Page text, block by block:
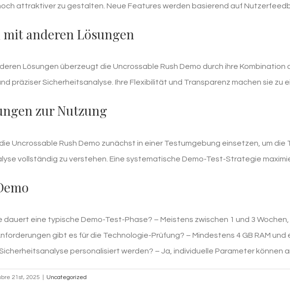
attraktiver zu gestalten. Neue Features werden basierend auf
anderen Lösungen
Lösungen überzeugt die Uncrossable Rush Demo durch ihre
präziser Sicherheitsanalyse. Ihre Flexibilität und Transparenz machen sie zu
zur Nutzung
Uncrossable Rush Demo zunächst in einer Testumgebung einsetzen, um die
vollständig zu verstehen. Eine systematische Demo-Test-Strategie
dauert eine typische Demo-Test-Phase? – Meistens zwischen 1 und 3
gibt es für die Technologie-Prüfung? – Mindestens 4 GB RAM und
personalisiert werden? – Ja, individuelle Parameter können
21st, 2025 Uncategorized